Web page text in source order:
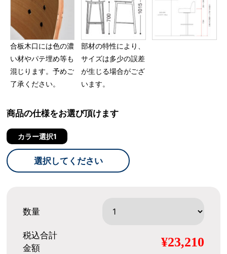
合板木口には色の濃
い材やパテ埋め等も
混じります。予めご
了承ください。
部材の特性により、
サイズは多少の誤差
が生じる場合がござ
います。
商品の仕様をお選び頂けます
カラー選択1
選択してください
数量
税込合計
金額
¥23,210